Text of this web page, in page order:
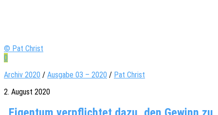
© Pat Christ
0
Archiv 2020 / Ausgabe 03 – 2020 / Pat Christ
2. August 2020